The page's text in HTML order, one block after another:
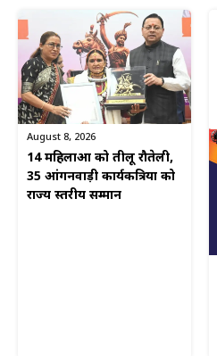
August 8, 2026
14 महिलाओं को तीलू रौतेली,
35 आंगनवाड़ी कार्यकत्रियों को
राज्य स्तरीय सम्मान